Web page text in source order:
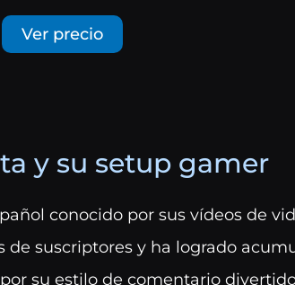
Ver precio
y su setup gamer
conocido por sus vídeos de
de suscriptores y ha logrado
su estilo de comentario